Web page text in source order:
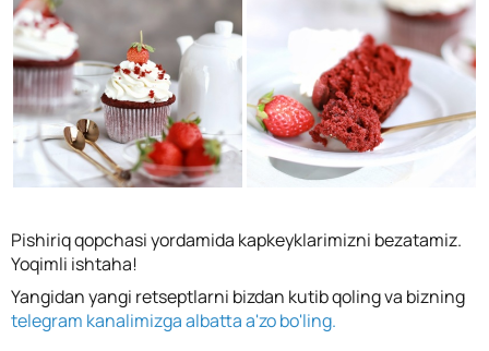
Pishiriq qopchasi yordamida kapkeyklarimizni bezatamiz.
Yoqimli ishtaha!
Yangidan yangi retseptlarni bizdan kutib qoling va bizning
telegram kanalimizga albatta a'zo bo'ling.